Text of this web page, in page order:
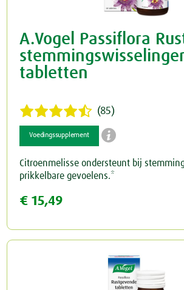
A.Vogel Passiflora
tabletten
(85)
Voedingssupplement 
Citroenmelisse ondersteunt bij
prikkelbare gevoelens.*
€ 15,49